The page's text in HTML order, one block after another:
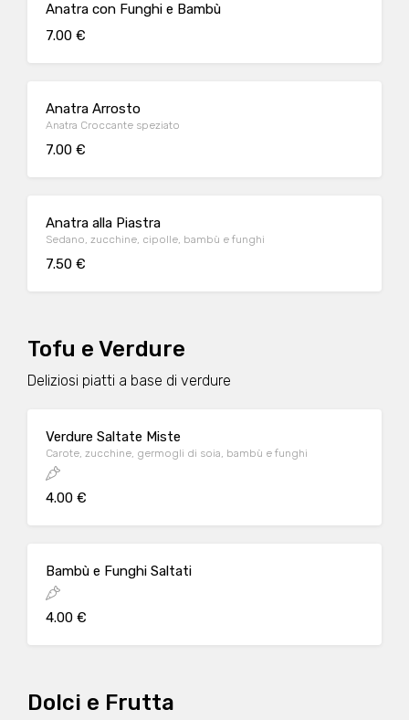
Anatra con Funghi e Bambù
7.00 €
Anatra Arrosto
Anatra Croccante speziato
7.00 €
Anatra alla Piastra
Sedano, zucchine, cipolle, bambù e funghi
7.50 €
Tofu e Verdure
Deliziosi piatti a base di verdure
Verdure Saltate Miste
Carote, zucchine, germogli di soia, bambù e funghi
4.00 €
Bambù e Funghi Saltati
4.00 €
Dolci e Frutta